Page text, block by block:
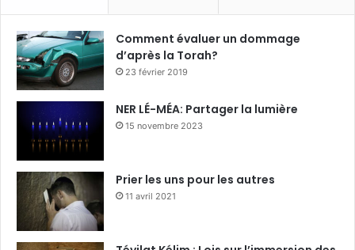
Comment évaluer un dommage
d’après la Torah?
23 février 2019
NER LÉ-MÉA: Partager la lumière
15 novembre 2023
Prier les uns pour les autres
11 avril 2021